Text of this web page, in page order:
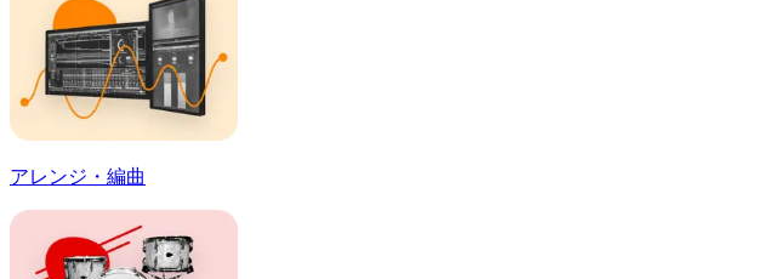
アレンジ・編曲